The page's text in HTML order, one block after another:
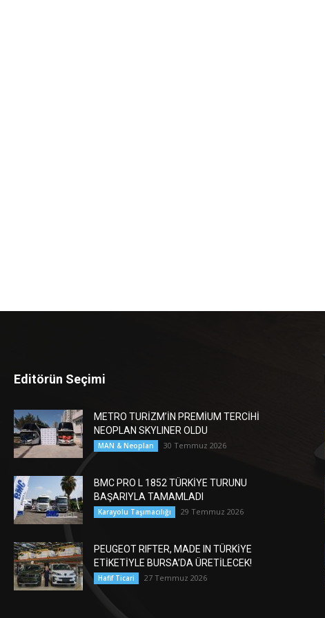
Editörün Seçimi
METRO TURİZM’İN PREMİUM TERCİHİ
NEOPLAN SKYLINER OLDU
MAN & Neoplan 30 Temmuz 2026
BMC PRO L 1852 TÜRKİYE TURUNU
BAŞARIYLA TAMAMLADI
Karayolu Taşımacılığı 29 Temmuz 2026
PEUGEOT RIFTER, MADE IN TÜRKİYE
ETİKETİYLE BURSA’DA ÜRETİLECEK!
Hafif Ticari 27 Temmuz 2026